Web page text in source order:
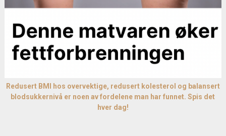
Redusert BMI hos overvektige, redusert kolesterol og balansert
blodsukkernivå er noen av fordelene man har funnet. Spis det
hver dag!